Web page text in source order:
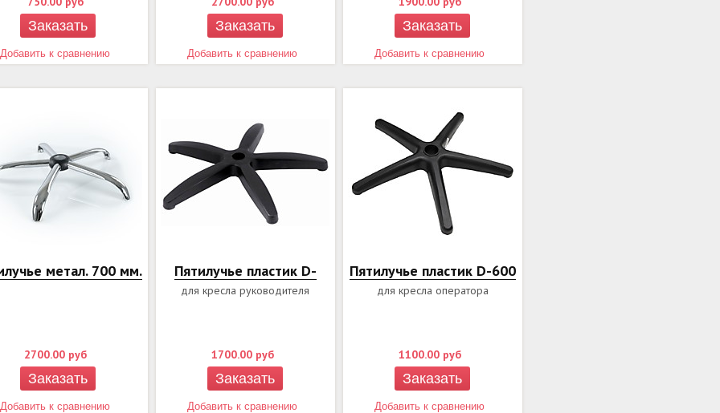
Заказать
Добавить к сравнению
Заказать
Добавить к сравнению
Заказать
Добавить к сравнению
метал. 700 мм.
2700.00 руб
Заказать
Добавить к сравнению
Пятилучье пластик D-
для кресла руководителя
1700.00 руб
Заказать
Добавить к сравнению
Пятилучье пластик D-600
для кресла оператора
1100.00 руб
Заказать
Добавить к сравнению